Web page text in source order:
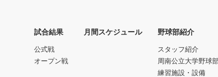
試合結果
公式戦
オープン戦
月間スケジュール 野球部紹介
スタッフ紹介
周南公立大学野球
練習施設・設備